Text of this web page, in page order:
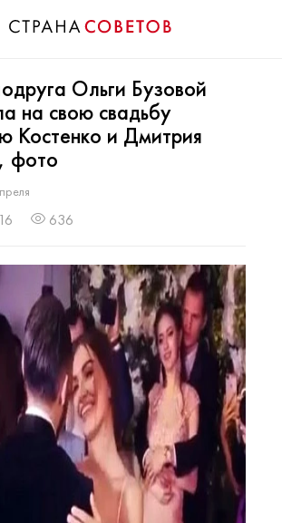
Ольги Бузовой
на свою свадьбу
Костенко и Дмитрия
фото
16 636